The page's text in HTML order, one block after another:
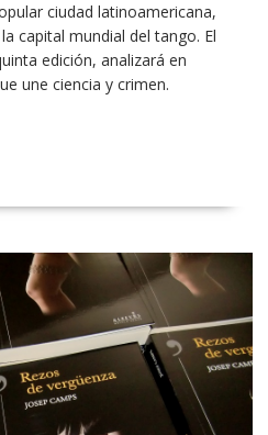
ciudad latinoamericana,
capital mundial del tango. El
edición, analizará en
une ciencia y crimen.